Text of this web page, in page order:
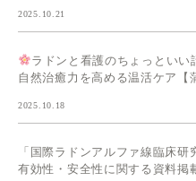
2025.10.21
ラドンと看護のちょっといい
自然治癒力を高める温活ケア【
2025.10.18
「国際ラドンアルファ線臨床
有効性・安全性に関する資料掲